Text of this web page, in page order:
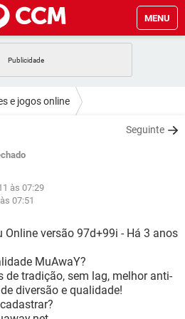
MENU
FACEBOOK
WHATSAPP
GMAIL
GMAIL
WHATSAPP
EXCEL
GMAIL
WHATSAPP
EXCEL
GMAIL
e jogos online
Seguinte
às 07:29
07:51
Online versão 97d+99i - Há 3 anos
MuAwaY?
de tradição, sem lag, melhor anti-
diversão e qualidade!